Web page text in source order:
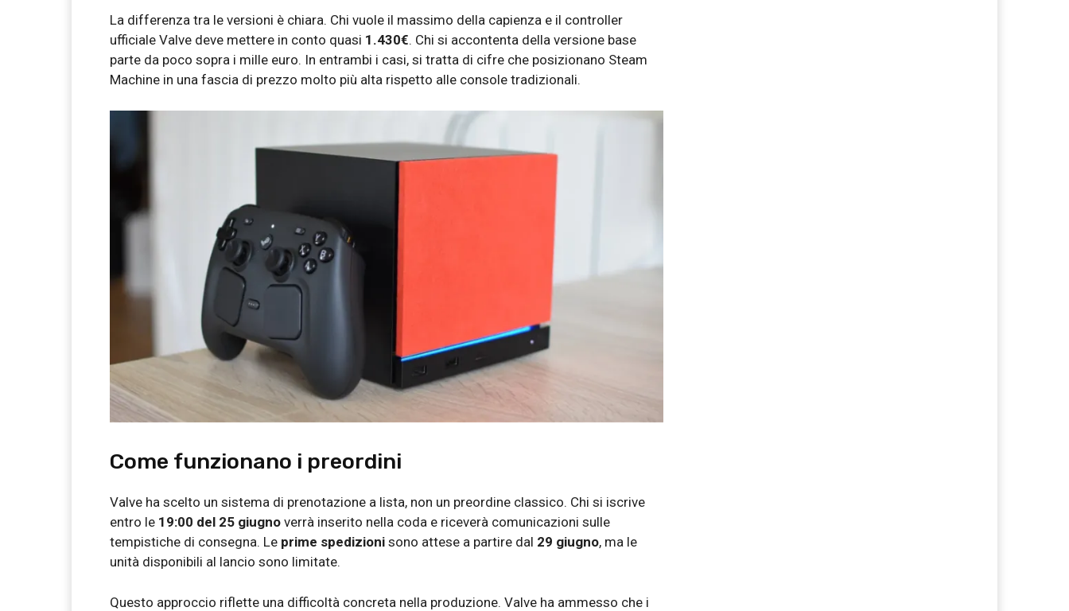
La differenza tra le versioni è chiara. Chi vuole il massimo della capienza e il controller
ufficiale Valve deve mettere in conto quasi 1.430€. Chi si accontenta della versione base
parte da poco sopra i mille euro. In entrambi i casi, si tratta di cifre che posizionano Steam
Machine in una fascia di prezzo molto più alta rispetto alle console tradizionali.
Come funzionano i preordini
Valve ha scelto un sistema di prenotazione a lista, non un preordine classico. Chi si iscrive
entro le 19:00 del 25 giugno verrà inserito nella coda e riceverà comunicazioni sulle
tempistiche di consegna. Le prime spedizioni sono attese a partire dal 29 giugno, ma le
unità disponibili al lancio sono limitate.
Questo approccio riflette una difficoltà concreta nella produzione. Valve ha ammesso che i